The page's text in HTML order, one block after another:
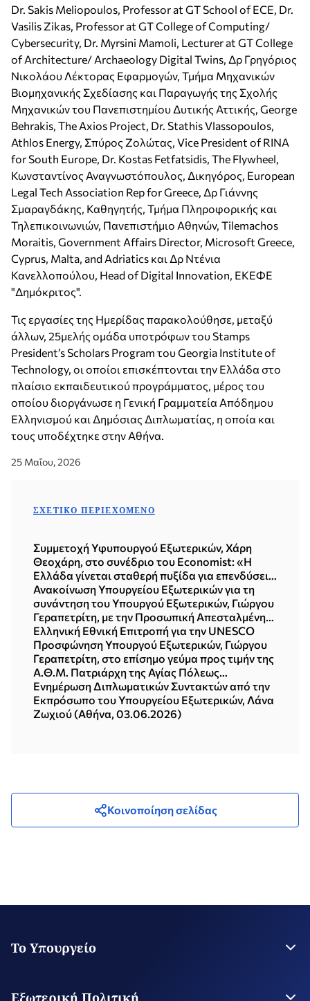
Dr. Sakis Meliopoulos, Professor at GT School of ECE, Dr.
Vasilis Zikas, Professor at GT College of Computing/
Cybersecurity, Dr. Myrsini Mamoli, Lecturer at GT College
of Architecture/ Archaeology Digital Twins, Δρ Γρηγόριος
Νικολάου Λέκτορας Εφαρμογών, Τμήμα Μηχανικών
Βιομηχανικής Σχεδίασης και Παραγωγής της Σχολής
Μηχανικών του Πανεπιστημίου Δυτικής Αττικής, George
Behrakis, The Axios Project, Dr. Stathis Vlassopoulos,
Athlos Energy, Σπύρος Ζολώτας, Vice President of RINA
for South Europe, Dr. Kostas Fetfatsidis, The Flywheel,
Κωνσταντίνος Αναγνωστόπουλος, Δικηγόρος, European
Legal Tech Association Rep for Greece, Δρ Γιάννης
Σμαραγδάκης, Καθηγητής, Τμήμα Πληροφορικής και
Τηλεπικοινωνιών, Πανεπιστήμιο Αθηνών, Tilemachos
Moraitis, Government Affairs Director, Microsoft Greece,
Cyprus, Malta, and Adriatics και Δρ Ντένια
Κανελλοπούλου, Head of Digital Innovation, ΕΚΕΦΕ
"Δημόκριτος".
Τις εργασίες της Ημερίδας παρακολούθησε, μεταξύ
άλλων, 25μελής ομάδα υποτρόφων του Stamps
President’s Scholars Program του Georgia Institute of
Technology, οι οποίοι επισκέπτονται την Ελλάδα στο
πλαίσιο εκπαιδευτικού προγράμματος, μέρος του
οποίου διοργάνωσε η Γενική Γραμματεία Απόδημου
Ελληνισμού και Δημόσιας Διπλωματίας, η οποία και
τους υποδέχτηκε στην Αθήνα.
25 Μαΐου, 2026
ΣΧΕΤΙΚΌ ΠΕΡΙΕΧΌΜΕΝΟ
Συμμετοχή Υφυπουργού Εξωτερικών, Χάρη
Θεοχάρη, στο συνέδριο του Economist: «Η
Ελλάδα γίνεται σταθερή πυξίδα για επενδύσεις,
εξαγωγές και ανάπτυξη σε μια εποχή
αναταράξεων» (Αθήνα, 10.07.2026)
Ανακοίνωση Υπουργείου Εξωτερικών για τη
συνάντηση του Υπουργού Εξωτερικών, Γιώργου
Γεραπετρίτη, με την Προσωπική Απεσταλμένη
του Γενικού Γραμματέα των Ηνωμένων Εθνών
για την Κύπρο, María Ángela Holguín Cuéllar
(Αθήνα, 17.06.2026)
Ελληνική Εθνική Επιτροπή για την UNESCO
Προσφώνηση Υπουργού Εξωτερικών, Γιώργου
Γεραπετρίτη, στο επίσημο γεύμα προς τιμήν της
Α.Θ.Μ. Πατριάρχη της Αγίας Πόλεως
Ιερουσαλήμ και πάσης Παλαιστίνης κ.κ.
Θεόφιλο Γ΄ (Αθήνα, 08.06.2026)
Ενημέρωση Διπλωματικών Συντακτών από την
Εκπρόσωπο του Υπουργείου Εξωτερικών, Λάνα
Ζωχιού (Αθήνα, 03.06.2026)
Κοινοποίηση σελίδας
Το Υπουργείο
Στρατηγικό Σχέδιο
Εξωτερική Πολιτική